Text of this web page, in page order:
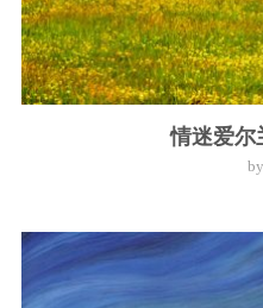
情迷爱尔
by